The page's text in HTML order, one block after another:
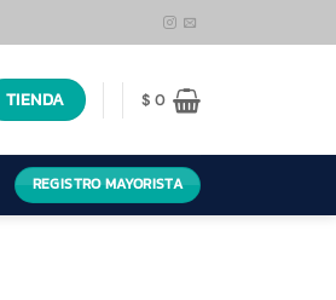
TIENDA $ 0
REGISTRO MAYORISTA